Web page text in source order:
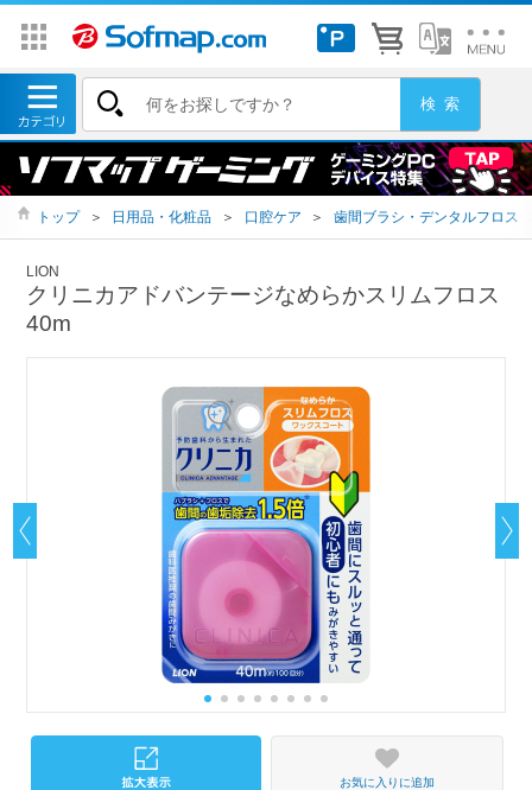
トップ ＞ 日用品・化粧品 ＞ 口腔ケア ＞ 歯間ブラシ・デンタルフロス
LION
クリニカアドバンテージなめらかスリムフロス
40m
お気に入りに追加